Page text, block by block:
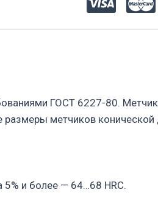
ГОСТ 6227-80.
метчиков
и более — 64…68 HRC.